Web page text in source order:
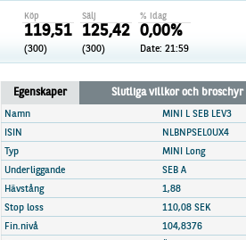
Unlimited Turbos
Nya produkter
Stoppade & förfallna produkter
Utsålda produkter
Realtidskurser
Knock-plocken
Kunskapscentra+
Hur handlar jag
Marknadsöversikt
Köp
119,51
(300)
Sälj
125,42
(300)
% idag
0,00%
Date: 21:59
Egenskaper Slutliga villkor och broschyr
Namn
MINI L SEB LEV3
ISIN
NLBNPSEL0UX4
Typ
MINI Long
Underliggande
SEB A
Hävstång
1,88
Stop loss
110,08 SEK
Fin.nivå
104,8376